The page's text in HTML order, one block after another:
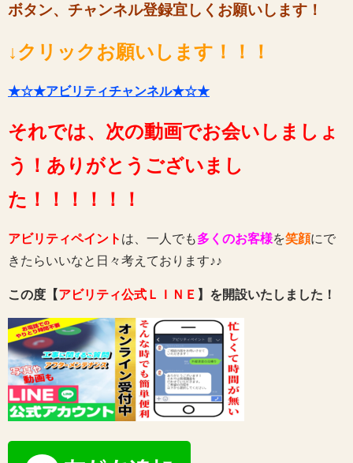
ボタン、チャンネル登録宜しくお願いします！
↓クリックお願いします！！！
★☆★アビリティチャンネル★☆★
それでは、次の動画でお会いしましょ
う！ありがとうございまし
た！！！！！！
アビリティペイント は、一人でも多くのお客様を笑顔にで
きたらいいなと日々考えております♪♪
この度【アビリティ公式ＬＩＮＥ 】を開設いたしました！